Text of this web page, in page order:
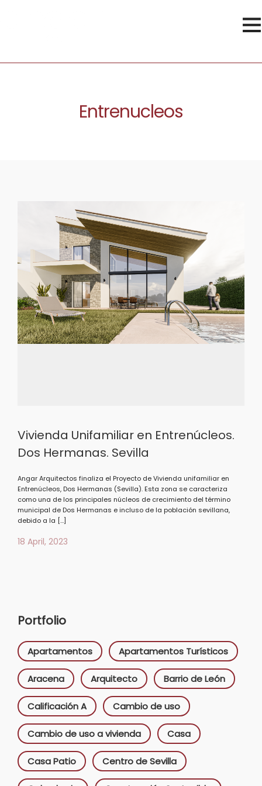
Entrenucleos
Vivienda Unifamiliar en Entrenúcleos.
Dos Hermanas. Sevilla
Angar Arquitectos finaliza el Proyecto de Vivienda unifamiliar en
Entrenúcleos, Dos Hermanas (Sevilla). Esta zona se caracteriza
como una de los principales núcleos de crecimiento del término
municipal de Dos Hermanas e incluso de la población sevillana,
debido a la […]
18 April, 2023
Portfolio
Apartamentos Apartamentos Turísticos
Aracena Arquitecto Barrio de León
Calificación A Cambio de uso
Cambio de uso a vivienda Casa
Casa Patio Centro de Sevilla